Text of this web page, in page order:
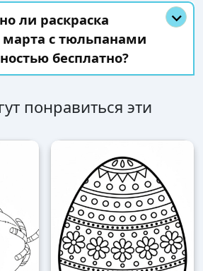
ли раскраска
марта с тюльпанами
бесплатно?
понравиться эти